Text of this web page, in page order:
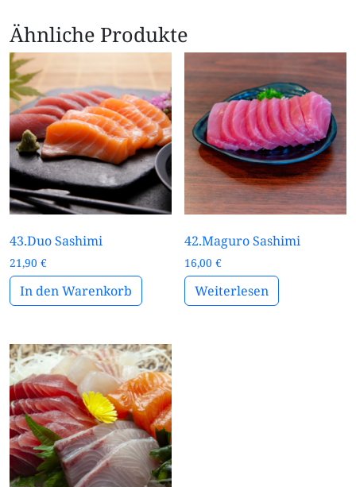
Ähnliche Produkte
43.Duo Sashimi
21,90 €
In den Warenkorb
42.Maguro Sashimi
16,00€
Weiterlesen